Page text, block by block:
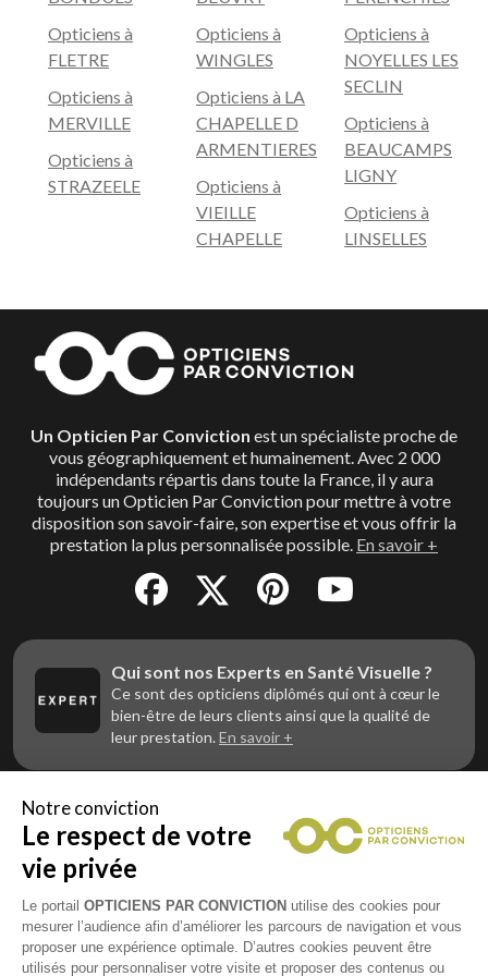
équipement totalement adapté à votre vue, vos goûts
et votre visage.
Opticiens à
FLETRE
Opticiens à
MERVILLE
Opticiens à
STRAZEELE
Opticiens à
WINGLES
Opticiens à LA
CHAPELLE D
ARMENTIERES
Opticiens à
VIEILLE
CHAPELLE
Opticiens à
NOYELLES LES
SECLIN
Opticiens à
BEAUCAMPS
LIGNY
Opticiens à
LINSELLES
Un Opticien Par Conviction est un spécialiste proche de
vous géographiquement et humainement. Avec 2 000
indépendants répartis dans toute la France, il y aura
toujours un Opticien Par Conviction pour mettre à votre
disposition son savoir-faire, son expertise et vous offrir la
prestation la plus personnalisée possible. En savoir +
Qui sont nos Experts en Santé Visuelle ?
Ce sont des opticiens diplômés qui ont à cœur le
bien-être de leurs clients ainsi que la qualité de
leur prestation. En savoir +
Vous êtes un professionnel de la vue et
vous souhaitez nous rejoindre ?
Contactez Alliance Optic, la centrale d’achats et
d’accompagnement des opticiens indépendants
Notre conviction
Le respect de votre
vie privée
Le portail OPTICIENS PAR CONVICTION utilise des cookies pour
mesurer l’audience afin d’améliorer les parcours de navigation et vous
proposer une expérience optimale. D’autres cookies peuvent être
utilisés pour personnaliser votre visite et proposer des contenus ou